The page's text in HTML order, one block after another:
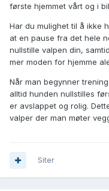
første hjemmet vårt og i
Har du mulighet til å ikke
at en pause fra det hele
nullstille valpen din,
mer moden for hjemme
Når man begynner
alltid hunden nullstilles
er avslappet og rolig.
valper der man møter
Siter